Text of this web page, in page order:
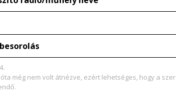
még nem volt átnézve, ezért lehetséges, hogy a